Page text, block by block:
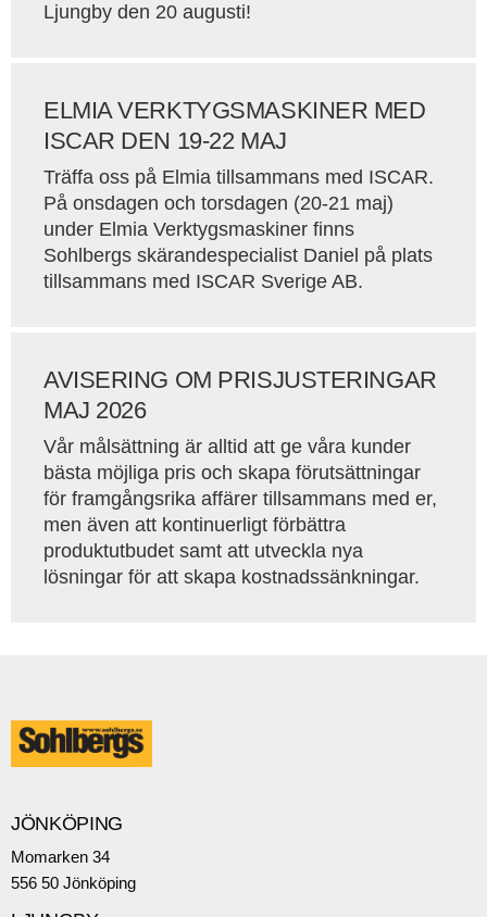
Ljungby den 20 augusti!
ELMIA VERKTYGSMASKINER MED
ISCAR DEN 19-22 MAJ
Träffa oss på Elmia tillsammans med ISCAR.
På onsdagen och torsdagen (20-21 maj)
under Elmia Verktygsmaskiner finns
Sohlbergs skärandespecialist Daniel på plats
tillsammans med ISCAR Sverige AB.
AVISERING OM PRISJUSTERINGAR
MAJ 2026
Vår målsättning är alltid att ge våra kunder
bästa möjliga pris och skapa förutsättningar
för framgångsrika affärer tillsammans med er,
men även att kontinuerligt förbättra
produktutbudet samt att utveckla nya
lösningar för att skapa kostnadssänkningar.
JÖNKÖPING
Momarken 34
556 50 Jönköping